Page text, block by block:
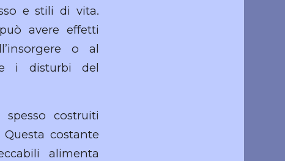
e stili di vita.
avere effetti
o al
i disturbi del
costruiti
costante
alimenta